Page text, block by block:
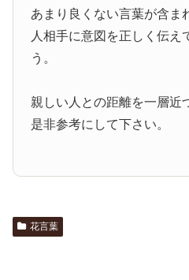
あまり良くない言葉が含ま
人相手に意図を正しく伝え
う。
親しい人との距離を一層近
是非参考にして下さい。
花言葉